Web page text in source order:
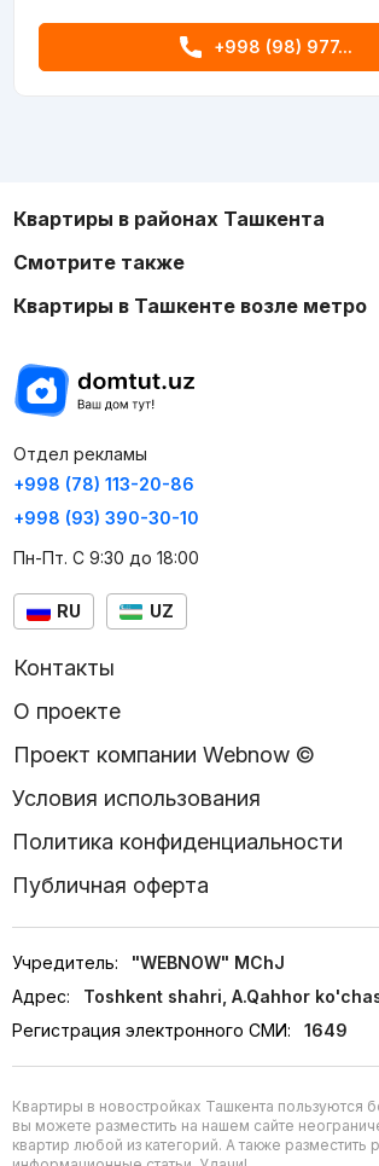
+998 (98) 977...
Квартиры в районах Ташкента
Смотрите также
Квартиры в Ташкенте возле метро
Отдел рекламы
+998 (78) 113-20-86
+998 (93) 390-30-10
Пн-Пт. С 9:30 до 18:00
RU UZ
Контакты
О проекте
Проект компании Webnow ©
Условия использования
Политика конфиденциальности
Публичная оферта
Учредитель:
"WEBNOW" MChJ
Адрес:
Toshkent shahri, A.Qahhor
Регистрация электронного СМИ:
1649
Квартиры в новостройках Ташкента пользуются
вы можете разместить на нашем сайте
квартир любой из категорий. А также разместить